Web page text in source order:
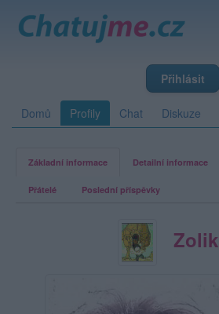
Přihlásit
Domů Profily Chat Diskuze
Základní informace Detailní informace
Přátelé Poslední příspěvky
Zolik